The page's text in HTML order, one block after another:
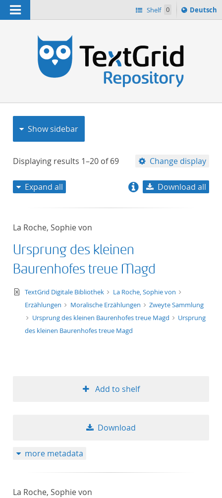
Navigation Shelf 0
Sprache
ï¿½ndern
Deutsch
Show sidebar
Displaying results 1–20 of69 Change display
format
Expand all Download all
La Roche, Sophie von
Ursprung des kleinen
Baurenhofes treue Magd
text/xml
TextGrid Digitale Bibliothek
La Roche, Sophie von
Erzählungen
Moralische Erzählungen
Zweyte Sammlung
Ursprung des kleinen Baurenhofes treue Magd
Ursprung
des kleinen Baurenhofes treue Magd
Add to shelf
Download
more metadata
La Roche, Sophie von